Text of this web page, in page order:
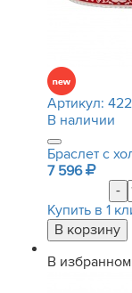
Артикул:
В наличии
Браслет с
7 596
-
Купить в 1
В избранном